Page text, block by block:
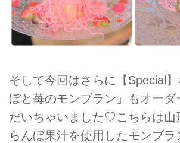
そして今回はさらに【Special
ぼと苺のモンブラン」もオーダ
だいちゃいました♡こちらは山
らんぼ果汁を使用したモンブ